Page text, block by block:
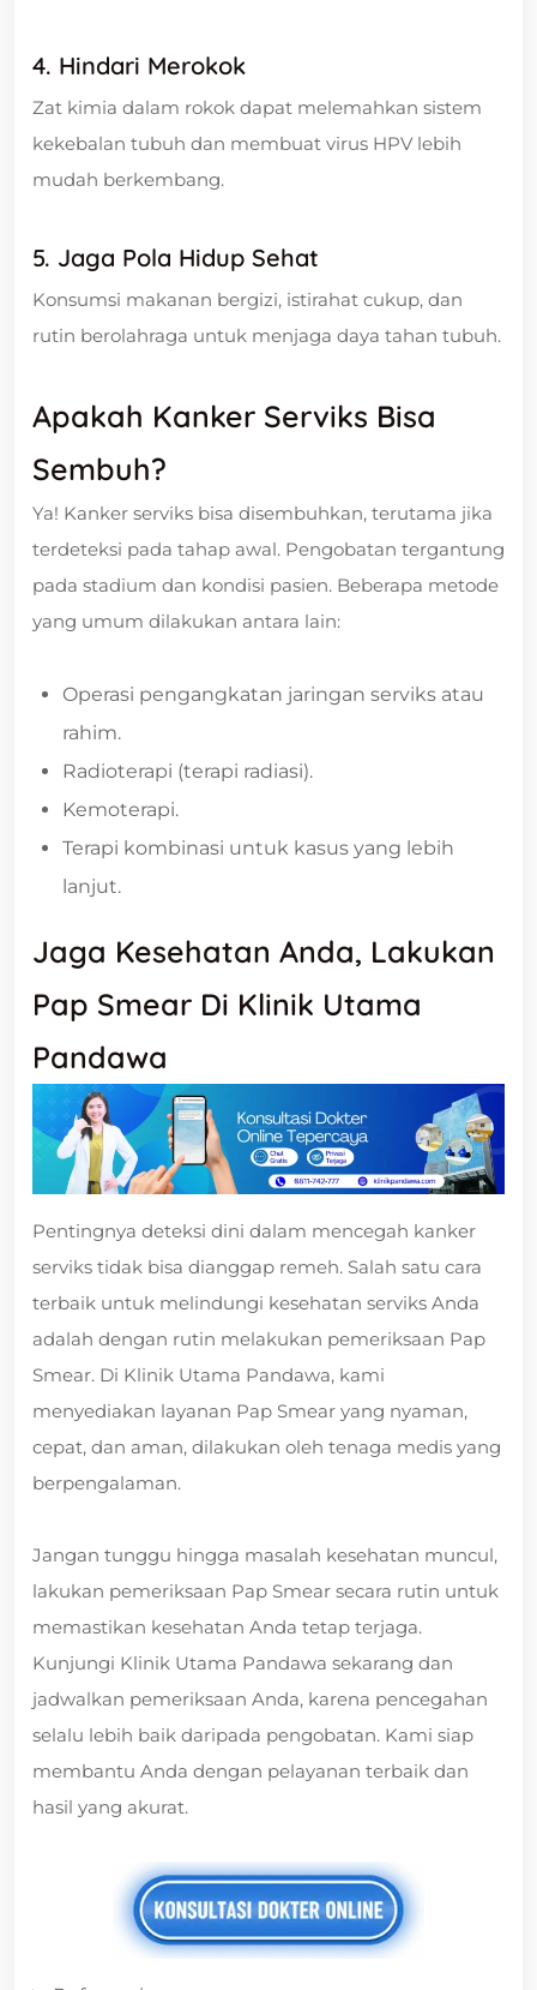
4. Hindari Merokok
Zat kimia dalam rokok dapat melemahkan sistem
kekebalan tubuh dan membuat virus HPV lebih
mudah berkembang.
5. Jaga Pola Hidup Sehat
Konsumsi makanan bergizi, istirahat cukup, dan
rutin berolahraga untuk menjaga daya tahan tubuh.
Apakah Kanker Serviks Bisa
Sembuh?
Ya! Kanker serviks bisa disembuhkan, terutama jika
terdeteksi pada tahap awal. Pengobatan tergantung
pada stadium dan kondisi pasien. Beberapa metode
yang umum dilakukan antara lain:
Operasi pengangkatan jaringan serviks atau
rahim.
Radioterapi (terapi radiasi).
Kemoterapi.
Terapi kombinasi untuk kasus yang lebih
lanjut.
Jaga Kesehatan Anda, Lakukan
Pap Smear Di Klinik Utama
Pandawa
Pentingnya deteksi dini dalam mencegah kanker
serviks tidak bisa dianggap remeh. Salah satu cara
terbaik untuk melindungi kesehatan serviks Anda
adalah dengan rutin melakukan pemeriksaan Pap
Smear. Di Klinik Utama Pandawa, kami
menyediakan layanan Pap Smear yang nyaman,
cepat, dan aman, dilakukan oleh tenaga medis yang
berpengalaman.
Jangan tunggu hingga masalah kesehatan muncul,
lakukan pemeriksaan Pap Smear secara rutin untuk
memastikan kesehatan Anda tetap terjaga.
Kunjungi Klinik Utama Pandawa sekarang dan
jadwalkan pemeriksaan Anda, karena pencegahan
selalu lebih baik daripada pengobatan. Kami siap
membantu Anda dengan pelayanan terbaik dan
hasil yang akurat.